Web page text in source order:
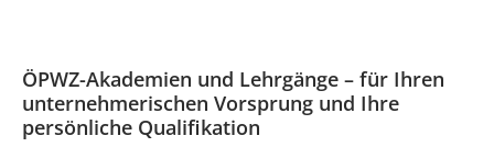
ÖPWZ-Akademien und Lehrgänge – für Ihren
unternehmerischen Vorsprung und Ihre
persönliche Qualifikation